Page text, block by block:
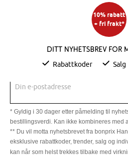
10% rabatt
+ fri frakt*
Ditt nyhetsbrev for
Rabattkoder Salg
Din e-postadresse
* Gyldig i 30 dager etter påmelding til
bestillingsverdi. Kan ikke kombineres med
** Du vil motta nyhetsbrevet fra bonprix
eksklusive rabattkoder, trender, salg og
kan når som helst trekkes tilbake med